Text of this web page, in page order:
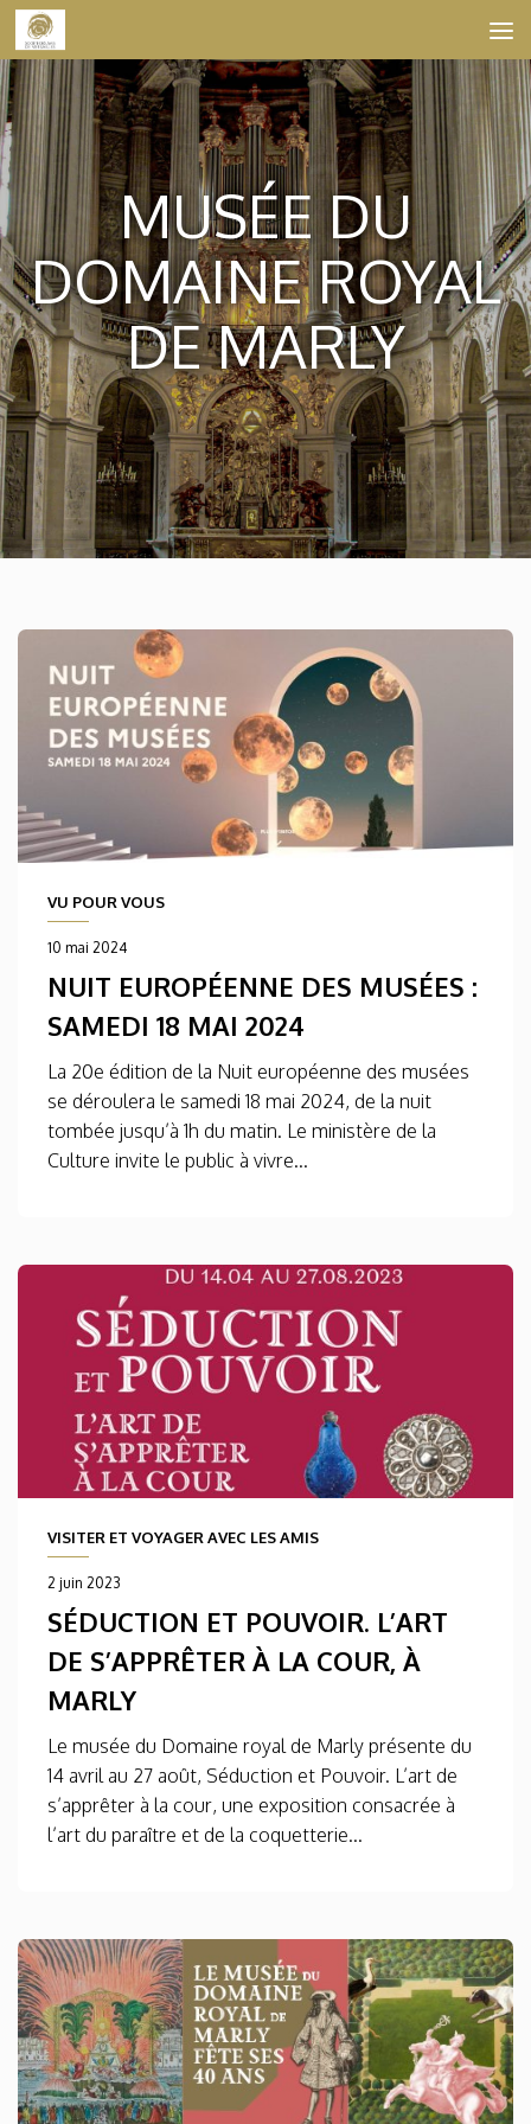
Skip to content
MUSÉE DU
DOMAINE ROYAL
DE MARLY
VU POUR VOUS
10 mai 2024
NUIT EUROPÉENNE DES MUSÉES :
SAMEDI 18 MAI 2024
La 20e édition de la Nuit européenne des musées
se déroulera le samedi 18 mai 2024, de la nuit
tombée jusqu’à 1h du matin. Le ministère de la
Culture invite le public à vivre...
VISITER ET VOYAGER AVEC LES AMIS
2 juin 2023
SÉDUCTION ET POUVOIR. L’ART
DE S’APPRÊTER À LA COUR, À
MARLY
Le musée du Domaine royal de Marly présente du
14 avril au 27 août, Séduction et Pouvoir. L’art de
s’apprêter à la cour, une exposition consacrée à
l’art du paraître et de la coquetterie...